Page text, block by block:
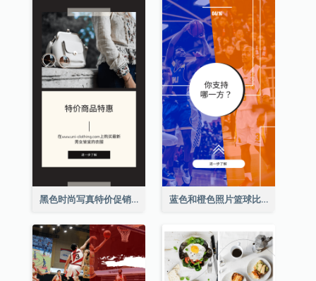
黑色时尚写真特价促销Instagram限时动态 蓝色和橙色照片篮球比赛Instagram限时动态